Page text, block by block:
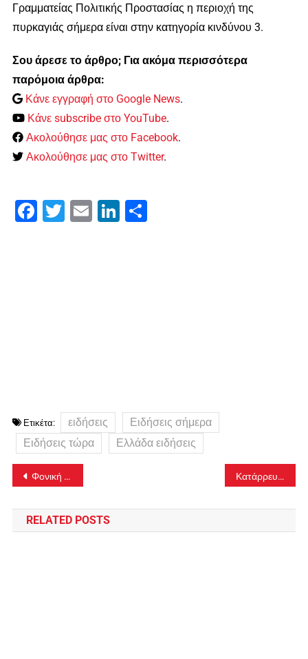
Γραμματείας Πολιτικής Προστασίας η περιοχή της
πυρκαγιάς σήμερα είναι στην κατηγορία κινδύνου 3.
Σου άρεσε το άρθρο; Για ακόμα περισσότερα
παρόμοια άρθρα:
Κάνε εγγραφή στο Google News.
Κάνε subscribe στο YouTube.
Ακολούθησε μας στο Facebook.
Ακολούθησε μας στο Twitter.
Facebook
Twitter Email LinkedIn
Ετικέτα: ειδήσεις
Ειδήσεις σήμερα
Ειδήσεις τώρα
Ελλάδα ειδήσεις
Πλοήγηση
άρθρων
Φονική συμπλοκή στην Ημαθία: Ένας νεκρός και ένας τραυματίας Κατάρρευση πολυκατοικίας στα Πετράλωνα: Έκτακτη σύσκεψη για την άμεση απομάκρυνση των μπάζων συγκάλεσε ο Προϊστάμενος της Εισαγγελίας Πρωτοδικών
RELATED POSTS